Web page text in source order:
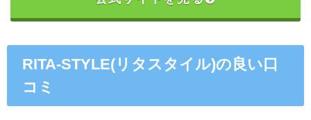
RITA-STYLE(リタスタイル)の良い口
コミ